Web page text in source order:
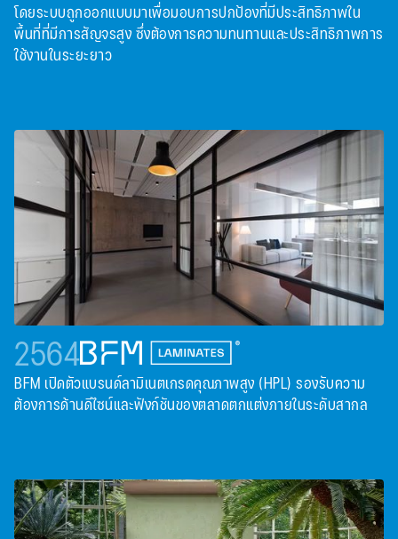
โดยระบบถูกออกแบบมาเพื่อมอบการปกป้องที่มีประสิทธิภาพใน
พื้นที่ที่มีการสัญจรสูง ซึ่งต้องการความทนทานและประสิทธิภาพการ
ใช้งานในระยะยาว
2564
BFM เปิดตัวแบรนด์ลามิเนตเกรดคุณภาพสูง (HPL) รองรับความ
ต้องการด้านดีไซน์และฟังก์ชันของตลาดตกแต่งภายในระดับสากล